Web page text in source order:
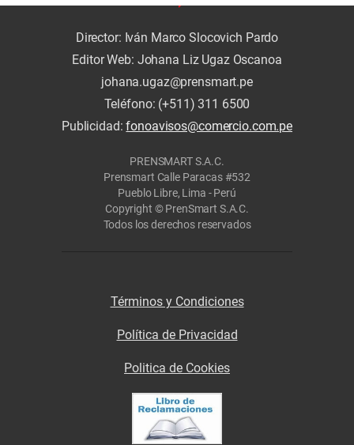
Director: Iván Marco Slocovich Pardo
Editor Web: Johana Liz Ugaz Oscanoa
johana.ugaz@prensmart.pe
Teléfono: (+511) 311 6500
Publicidad:fonoavisos@comercio.com.pe
PRENSMART S.A.C.
Prensmart Calle Paracas #532
Pueblo Libre, Lima - Perú
Copyright © PrenSmart S.A.C.
Todos los derechos reservados
Términos y Condiciones
Política de Privacidad
Politica de Cookies